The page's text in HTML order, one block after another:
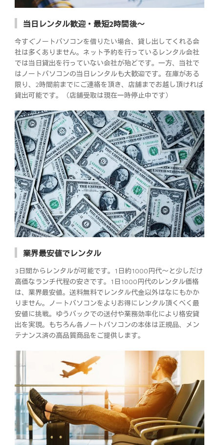
当日レンタル歓迎・最短2時間後～
今すぐノートパソコンを借りたい場合、貸し出してくれる会
社は多くありません。ネット予約を行っているレンタル会社
では当日貸出を行っていない会社が殆どです。一方、当社で
はノートパソコンの当日レンタルも大歓迎です。在庫がある
限り、2時間前までにご連絡を頂き、店舗までお越し頂ければ
貸出可能です。（店舗受取は現在一時停止中です）
業界最安値でレンタル
3日間からレンタルが可能です。1日約1000円代～と少しだけ
高価なランチ代程の安さです。1日1000円代のレンタル価格
は、業界最安値。送料無料でレンタル代金以外はなにもかか
りません。ノートパソコンをよりお得にレンタル頂くべく最
安値に挑戦。ゆうパックでの送付や業務効率化により格安貸
出を実現。もちろん各ノートパソコンの本体は正規品、メン
テナンス済の高品質商品をご提供します。